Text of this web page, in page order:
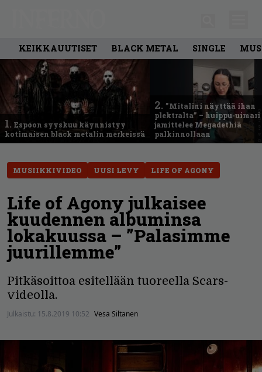
KEIKKAUUTISET BLACK METAL SINGLE
1. Espoon syyskuu käynnistyy
kotimaisen black metalin merkeissä
2. ”Mitalini näyttää ihan
plektralta” – huippu-uimari
jamittelee Megadethiä
palkinnollaan
MUSIIKKIVIDEO UUSI LEVY LIFE OF AGONY
Life of Agony julkaisee
kuudennen albuminsa
lokakuussa – ”Palasimme
juurillemme”
Pitkäsoittoa esitellään tuoreella Scars-
videolla.
Julkaistu: 15.8.2019 10:52 Vesa Siltanen